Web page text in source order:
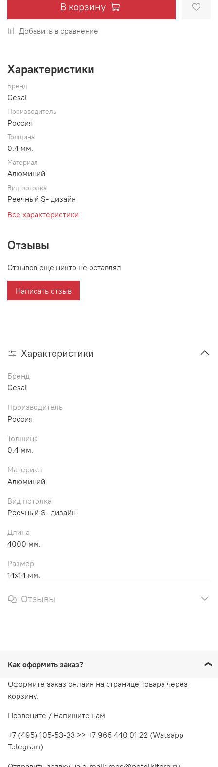
В корзину
Добавить в сравнение
Характеристики
Бренд
Cesal
Производитель
Россия
Толщина
0.4 мм.
Материал
Алюминий
Вид потолка
Реечный S- дизайн
Все характеристики
Отзывы
Отзывов еще никто не оставлял
Написать отзыв
Характеристики
Бренд
Cesal
Производитель
Россия
Толщина
0.4 мм.
Материал
Алюминий
Вид потолка
Реечный S- дизайн
Длина
4000 мм.
Размер
14х14 мм.
Отзывы
Как оформить заказ?
Оформите заказ онлайн на странице товара через
корзину.
Позвоните / Напишите нам
+7 (495) 105-53-33 >> +7 965 440 01 22 (Watsapp
Telegram)